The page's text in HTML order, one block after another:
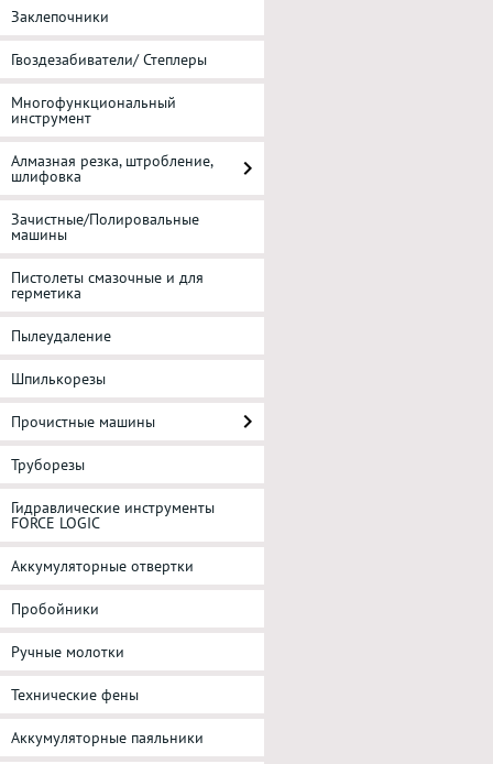
Заклепочники
Гвоздезабиватели/ Степлеры
Многофункциональный
инструмент
Алмазная резка, штробление,
шлифовка
Зачистные/Полировальные
машины
Пистолеты смазочные и для
герметика
Пылеудаление
Шпилькорезы
Прочистные машины
Труборезы
Гидравлические инструменты
FORCE LOGIC
Аккумуляторные отвертки
Пробойники
Ручные молотки
Технические фены
Аккумуляторные паяльники